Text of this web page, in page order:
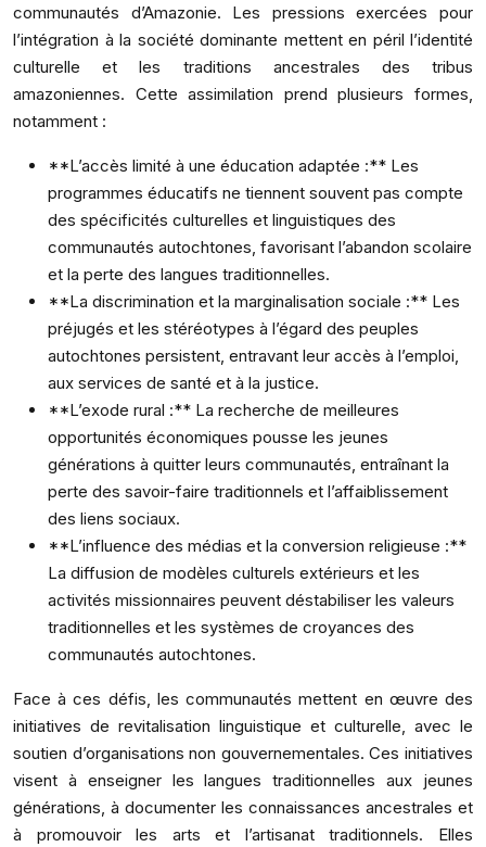
communautés d’Amazonie. Les pressions exercées pour
l’intégration à la société dominante mettent en péril l’identité
culturelle et les traditions ancestrales des tribus
amazoniennes. Cette assimilation prend plusieurs formes,
notamment :
**L’accès limité à une éducation adaptée :** Les
programmes éducatifs ne tiennent souvent pas compte
des spécificités culturelles et linguistiques des
communautés autochtones, favorisant l’abandon scolaire
et la perte des langues traditionnelles.
**La discrimination et la marginalisation sociale :** Les
préjugés et les stéréotypes à l’égard des peuples
autochtones persistent, entravant leur accès à l’emploi,
aux services de santé et à la justice.
**L’exode rural :** La recherche de meilleures
opportunités économiques pousse les jeunes
générations à quitter leurs communautés, entraînant la
perte des savoir-faire traditionnels et l’affaiblissement
des liens sociaux.
**L’influence des médias et la conversion religieuse :**
La diffusion de modèles culturels extérieurs et les
activités missionnaires peuvent déstabiliser les valeurs
traditionnelles et les systèmes de croyances des
communautés autochtones.
Face à ces défis, les communautés mettent en œuvre des
initiatives de revitalisation linguistique et culturelle, avec le
soutien d’organisations non gouvernementales. Ces initiatives
visent à enseigner les langues traditionnelles aux jeunes
générations, à documenter les connaissances ancestrales et
à promouvoir les arts et l’artisanat traditionnels. Elles